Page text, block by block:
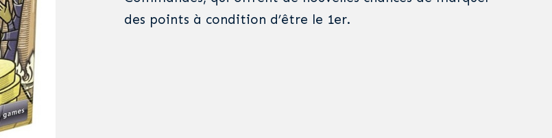
des points à condition d’être le 1er.